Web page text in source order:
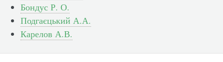
Бондус Р. О.
Подгаєцький А.А.
Карелов А.В.